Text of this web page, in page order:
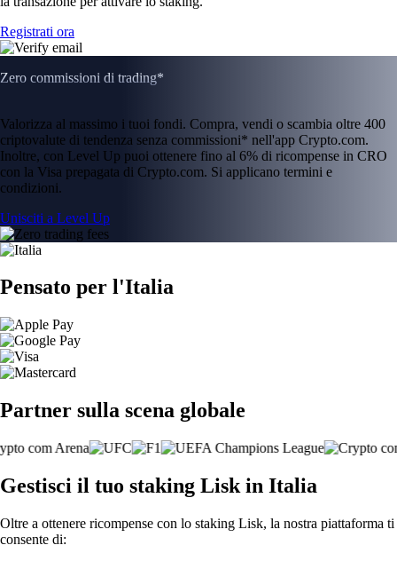
Registrati ora
Zero commissioni di trading*
Valorizza al massimo i tuoi fondi. Compra, vendi o scambia oltre 400
criptovalute di tendenza senza commissioni* nell'app Crypto.com.
Inoltre, con Level Up puoi ottenere fino al 6% di ricompense in CRO
con la Visa prepagata di Crypto.com. Si applicano termini e
condizioni.
Unisciti a Level Up
Pensato per l'Italia
Partner sulla scena globale
Gestisci il tuo staking Lisk in Italia
Oltre a ottenere ricompense con lo staking Lisk, la nostra piattaforma ti
consente di: